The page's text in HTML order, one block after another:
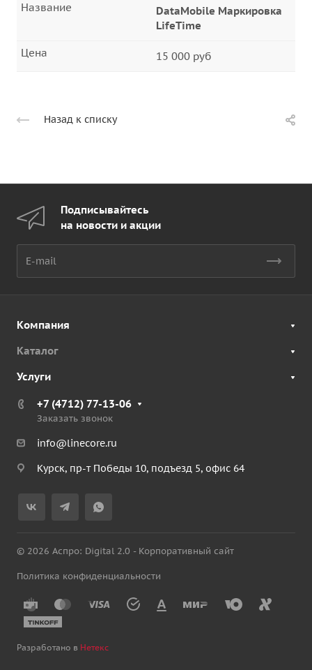
DataMobile Маркировка
LifeTime
Название
15 000 руб
Цена
Назад к списку
Подписывайтесь
на новости и акции
Компания
Каталог
Услуги
+7 (4712) 77-13-06
Заказать звонок
info@linecore.ru
Курск, пр-т Победы 10, подъезд 5, офис 64
© 2026 Аспро: Digital 2.0 - Корпоративный сайт
Политика конфиденциальности
Разработано в Нетекс